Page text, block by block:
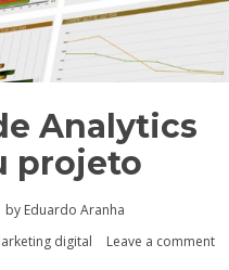
Analytics
projeto
by Eduardo Aranha
digital Leave a comment